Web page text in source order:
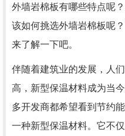
外墙岩棉板有哪些特点呢
该如何挑选外墙岩棉板呢
来了解一下吧。
伴随着建筑业的发展，人
高，新型保温材料成为当
多开发商都希望看到节约
一种新型保温材料。它不